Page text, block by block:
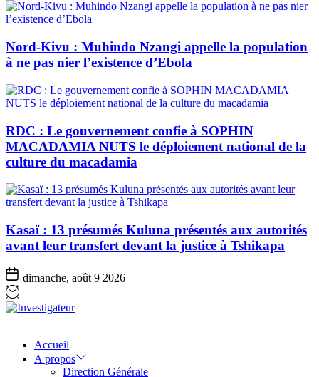
Nord-Kivu : Muhindo Nzangi appelle la population
à ne pas nier l’existence d’Ebola
RDC : Le gouvernement confie à SOPHIN
MACADAMIA NUTS le déploiement national de la
culture du macadamia
Kasaï : 13 présumés Kuluna présentés aux autorités
avant leur transfert devant la justice à Tshikapa
dimanche, août 9 2026
Accueil
A propos
Direction Générale